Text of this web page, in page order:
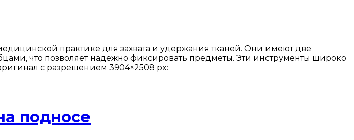
практике для захвата и удержания тканей. Они имеют две
что позволяет надежно фиксировать предметы. Эти инструменты широко
с разрешением 3904×2508 px:
подносе